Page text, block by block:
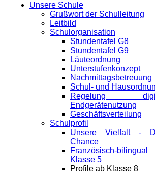
Unsere Schule
Grußwort der Schulleitung
Leitbild
Schulorganisation
Stundentafel G8
Stundentafel G9
Läuteordnung
Unterstufenkonzept
Nachmittagsbetreuung
Schul- und
Regelung
Endgeräte­nutzung
Geschäftsverteilung
Schulprofil
Unsere Vielfalt -
Chance
Französisch-
Klasse 5
Profile ab Klasse 8